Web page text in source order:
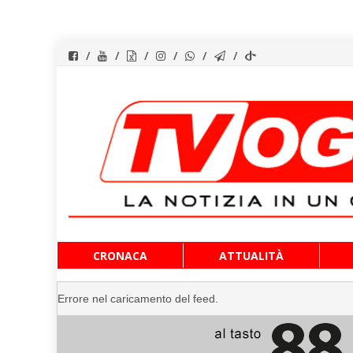
al
contenuto
CRONACA ATTUALITÀ
Errore nel caricamento del feed.